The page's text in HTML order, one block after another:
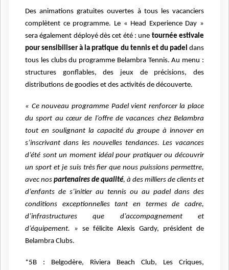
Des animations gratuites ouvertes à tous les vacanciers
complètent ce programme. Le « Head Experience Day »
sera également déployé dès cet été : une tournée estivale
pour sensibiliser à la pratique du tennis et du padel dans
tous les clubs du programme Belambra Tennis. Au menu :
structures gonflables, des jeux de précisions, des
distributions de goodies et des activités de découverte.
« Ce nouveau programme Padel vient renforcer la place
du sport au cœur de l’offre de vacances chez Belambra
tout en soulignant la capacité du groupe à innover en
s’inscrivant dans les nouvelles tendances. Les vacances
d’été sontun moment idéal pour pratiquer ou découvrir
un sport et je suis très fier que nous puissions permettre,
avec nos partenaires de qualité, à des milliers de clients et
d’enfants de s’initier au tennis ou au padel dans des
conditions exceptionnelles tant en termes de cadre,
d’infrastructures que d’accompagnement et
d’équipement. » se félicite Alexis Gardy, président de
Belambra Clubs.
*5B : Belgodère, Riviera Beach Club, Les Criques,